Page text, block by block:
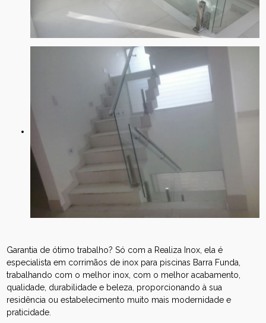
Garantia de ótimo trabalho? Só com a Realiza Inox, ela é
especialista em corrimãos de inox para piscinas Barra Funda,
trabalhando com o melhor inox, com o melhor acabamento,
qualidade, durabilidade e beleza, proporcionando à sua
residência ou estabelecimento muito mais modernidade e
praticidade.